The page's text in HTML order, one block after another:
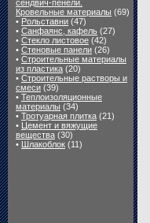
сендвич-пенели.
Кровельные материалы (69)
• Рольставни (47)
• Санфаянс, кафель (27)
• Стекло листовое (42)
• Стеновые панели (26)
• Строительные материалы
из пластика (20)
• Строительные растворы и
смеси (39)
• Теплоизоляционные
материалы (34)
• Тротуарная плитка (21)
• Цемент и вяжущие
вещества (30)
• Шлакоблок (11)